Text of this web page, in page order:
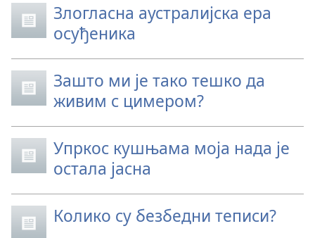
Злогласна аустралијска ера
осуђеника
Зашто ми је тако тешко да
живим с цимером?
Упркос кушњама моја нада је
остала јасна
Колико су безбедни теписи?